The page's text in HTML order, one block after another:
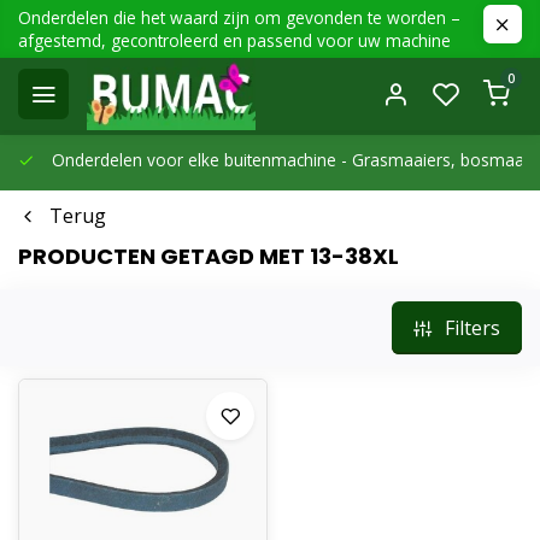
Onderdelen die het waard zijn om gevonden te worden –
afgestemd, gecontroleerd en passend voor uw machine
0
Onderdelen voor elke buitenmachine - Grasmaaiers,
Terug
PRODUCTEN GETAGD MET 13-38XL
Filters